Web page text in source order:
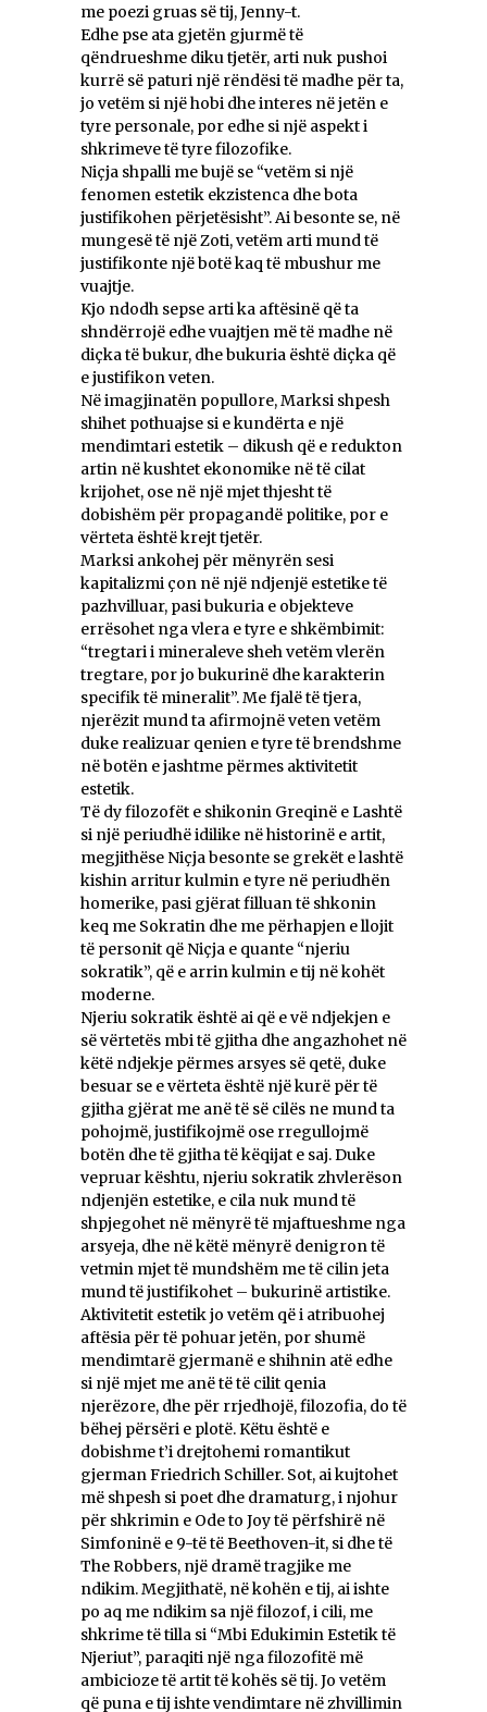
me poezi gruas së tij, Jenny-t.
Edhe pse ata gjetën gjurmë të
qëndrueshme diku tjetër, arti nuk pushoi
kurrë së paturi një rëndësi të madhe për ta,
jo vetëm si një hobi dhe interes në jetën e
tyre personale, por edhe si një aspekt i
shkrimeve të tyre filozofike.
Niçja shpalli me bujë se “vetëm si një
fenomen estetik ekzistenca dhe bota
justifikohen përjetësisht”. Ai besonte se, në
mungesë të një Zoti, vetëm arti mund të
justifikonte një botë kaq të mbushur me
vuajtje.
Kjo ndodh sepse arti ka aftësinë që ta
shndërrojë edhe vuajtjen më të madhe në
diçka të bukur, dhe bukuria është diçka që
e justifikon veten.
Në imagjinatën popullore, Marksi shpesh
shihet pothuajse si e kundërta e një
mendimtari estetik – dikush që e redukton
artin në kushtet ekonomike në të cilat
krijohet, ose në një mjet thjesht të
dobishëm për propagandë politike, por e
vërteta është krejt tjetër.
Marksi ankohej për mënyrën sesi
kapitalizmi çon në një ndjenjë estetike të
pazhvilluar, pasi bukuria e objekteve
errësohet nga vlera e tyre e shkëmbimit:
“tregtari i mineraleve sheh vetëm vlerën
tregtare, por jo bukurinë dhe karakterin
specifik të mineralit”. Me fjalë të tjera,
njerëzit mund ta afirmojnë veten vetëm
duke realizuar qenien e tyre të brendshme
në botën e jashtme përmes aktivitetit
estetik.
Të dy filozofët e shikonin Greqinë e Lashtë
si një periudhë idilike në historinë e artit,
megjithëse Niçja besonte se grekët e lashtë
kishin arritur kulmin e tyre në periudhën
homerike, pasi gjërat filluan të shkonin
keq me Sokratin dhe me përhapjen e llojit
të personit që Niçja e quante “njeriu
sokratik”, që e arrin kulmin e tij në kohët
moderne.
Njeriu sokratik është ai që e vë ndjekjen e
së vërtetës mbi të gjitha dhe angazhohet në
këtë ndjekje përmes arsyes së qetë, duke
besuar se e vërteta është një kurë për të
gjitha gjërat me anë të së cilës ne mund ta
pohojmë, justifikojmë ose rregullojmë
botën dhe të gjitha të këqijat e saj. Duke
vepruar kështu, njeriu sokratik zhvlerëson
ndjenjën estetike, e cila nuk mund të
shpjegohet në mënyrë të mjaftueshme nga
arsyeja, dhe në këtë mënyrë denigron të
vetmin mjet të mundshëm me të cilin jeta
mund të justifikohet – bukurinë artistike.
Aktivitetit estetik jo vetëm që i atribuohej
aftësia për të pohuar jetën, por shumë
mendimtarë gjermanë e shihnin atë edhe
si një mjet me anë të të cilit qenia
njerëzore, dhe për rrjedhojë, filozofia, do të
bëhej përsëri e plotë. Këtu është e
dobishme t’i drejtohemi romantikut
gjerman Friedrich Schiller. Sot, ai kujtohet
më shpesh si poet dhe dramaturg, i njohur
për shkrimin e Ode to Joy të përfshirë në
Simfoninë e 9-të të Beethoven-it, si dhe të
The Robbers, një dramë tragjike me
ndikim. Megjithatë, në kohën e tij, ai ishte
po aq me ndikim sa një filozof, i cili, me
shkrime të tilla si “Mbi Edukimin Estetik të
Njeriut”, paraqiti një nga filozofitë më
ambicioze të artit të kohës së tij. Jo vetëm
që puna e tij ishte vendimtare në zhvillimin